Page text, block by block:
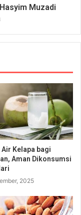
Muzadi
Air Kelapa bagi
Aman Dikonsumsi
2025